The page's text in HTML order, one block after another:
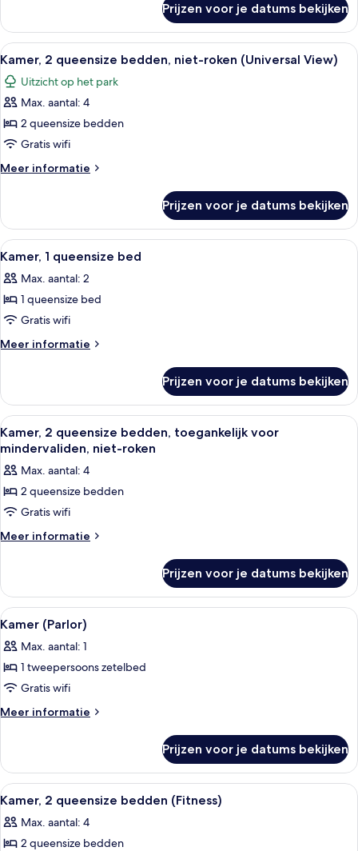
niet-
roken
laden
kamer,
queensize
bedden,
niet-
roken
Prijzen voor je datums bekijken
Alle
foto's
voor
Kamer,
2
queensize
bedden,
niet-
(Universal
View)
laden
Een hotelkamer met twee bedden,
4
Kamer, 2 queensize bedden, niet-roken (Universal View)
Uitzicht op het park
Max. aantal: 4
2 queensize bedden
Gratis wifi
Meer informatie
Meer
2
queensize
bedden,
roken
(Universal
Prijzen voor je datums bekijken
Alle
foto's
voor
Kamer,
1
queensize
Een hotelkamer met een bed,
2
Kamer, 1 queensize bed
Max. aantal: 2
1 queensize bed
Gratis wifi
Meer informatie
Meer
1
queensize
bed
Prijzen voor je datums bekijken
Alle
foto's
voor
Kamer,
2
queensize
bedden,
mindervaliden,
niet-
roken
laden
Een hotelkamer met twee bedden,
4
Kamer, 2 queensize bedden, toegankelijk voor
mindervaliden, niet-roken
Max. aantal: 4
2 queensize bedden
Gratis wifi
Meer informatie
Meer
2
queensize
bedden,
toegankelijk
voor
mindervaliden,
roken
Prijzen voor je datums bekijken
Alle
foto's
voor
Kamer
(Parlor)
laden
Een moderne hotelkamer met een
4
Kamer (Parlor)
Max. aantal: 1
1 tweepersoons zetelbed
Gratis wifi
Meer informatie
Meer
(Parlor)
Prijzen voor je datums bekijken
Alle
foto's
voor
Kamer,
Een kamer met een hometrainer,
2
Kamer, 2 queensize bedden (Fitness)
Max. aantal: 4
2 queensize bedden